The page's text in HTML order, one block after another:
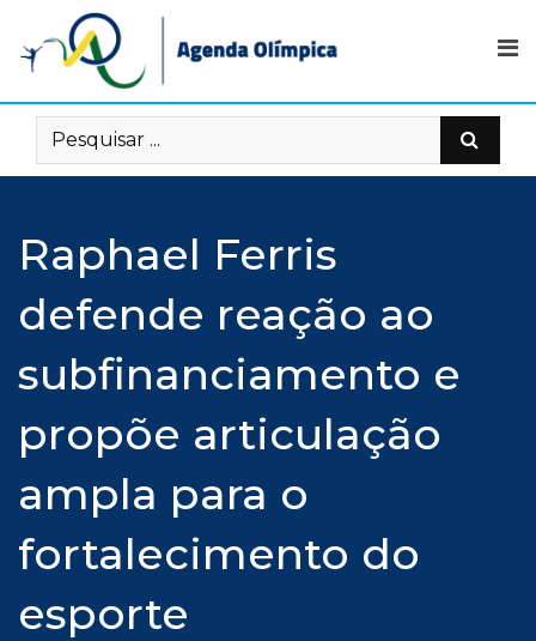
content
Raphael Ferris
defende reação ao
subfinanciamento e
propõe articulação
ampla para o
fortalecimento do
esporte